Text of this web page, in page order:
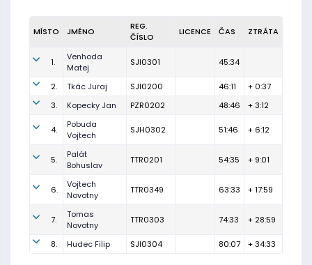
MÍSTO JMÉNO
REG.
ČÍSLO
LICENCE ČAS ZTRÁTA
1.
Venhoda
Matej
SJI0301 45:34
2. Tkác Juraj SJI0200 46:11
+ 0:37
3.
Kopecky Jan PZR0202 48:46 + 3:12
4.
Pobuda
Vojtech
SJH0302 51:46 + 6:12
5.
Palát
Bohuslav
TTR0201 54:35 + 9:01
6.
Vojtech
Novotny
TTR0349 63:33 + 17:59
7.
Tomas
Novotny
TTR0303 74:33 + 28:59
8. Hudec Filip SJI0304 80:07 + 34:33